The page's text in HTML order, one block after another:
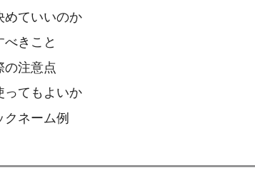
めていいのか
きこと
の注意点
ってもよいか
ネーム例